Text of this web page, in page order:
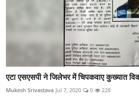
एटा एसएसपी ने जिलेभर में चिपकवाए कुख्यात
Mukesh Srivastava Jul 7, 2020 0 228